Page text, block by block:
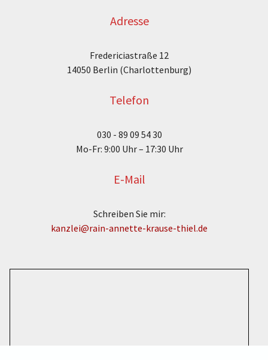
Adresse
Fredericiastraße 12
14050 Berlin (Charlottenburg)
Telefon
030 - 89 09 54 30
Mo-Fr: 9:00 Uhr – 17:30 Uhr
E-Mail
Schreiben Sie mir:
kanzlei@rain-annette-krause-thiel.de